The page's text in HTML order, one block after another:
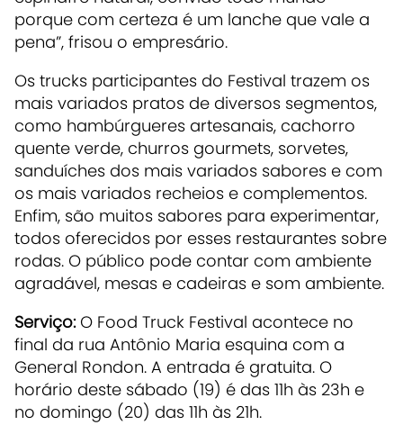
porque com certeza é um lanche que vale a
pena”, frisou o empresário.
Os trucks participantes do Festival trazem os
mais variados pratos de diversos segmentos,
como hambúrgueres artesanais, cachorro
quente verde, churros gourmets, sorvetes,
sanduíches dos mais variados sabores e com
os mais variados recheios e complementos.
Enfim, são muitos sabores para experimentar,
todos oferecidos por esses restaurantes sobre
rodas. O público pode contar com ambiente
agradável, mesas e cadeiras e som ambiente.
Serviço: O Food Truck Festival acontece no
final da rua Antônio Maria esquina com a
General Rondon. A entrada é gratuita. O
horário deste sábado (19) é das 11h às 23h e
no domingo (20) das 11h às 21h.